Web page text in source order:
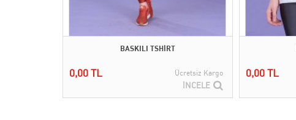
BASKILI TSHİRT
0,00 TL Ücretsiz Kargo
İNCELE
0,00 TL